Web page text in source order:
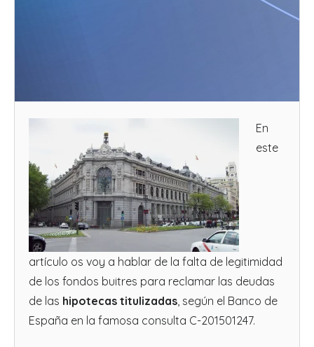
En
este
artículo os voy a hablar de la falta de legitimidad
de los fondos buitres para reclamar las deudas
de las hipotecas titulizadas, según el Banco de
España en la famosa consulta C-201501247.